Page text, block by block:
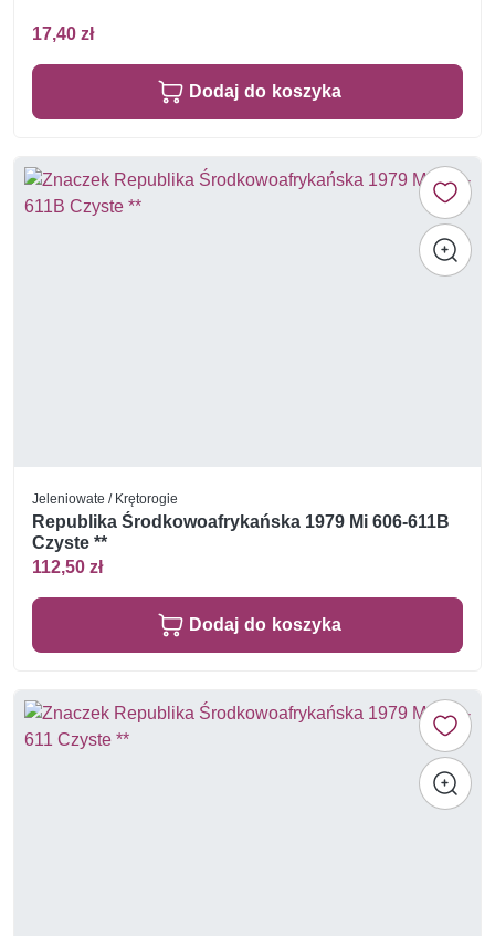
17,40 zł
Dodaj do koszyka
Jeleniowate / Krętorogie
Republika Środkowoafrykańska 1979 Mi 606-611B
Czyste **
112,50 zł
Dodaj do koszyka